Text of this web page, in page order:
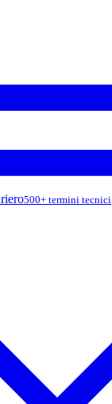
500+ termini tecnici